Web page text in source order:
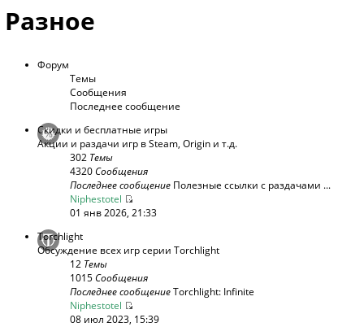
Разное
Форум
Темы
Сообщения
Последнее сообщение
Скидки и бесплатные игры
Акции и раздачи игр в Steam, Origin и т.д.
302 Темы
4320Сообщения
Последнее сообщение Полезные ссылки с раздачами ...
Niphestotel
01 янв 2026, 21:33
Torchlight
Обсуждение всех игр серии Torchlight
12 Темы
1015Сообщения
Последнее сообщениеTorchlight: Infinite
Niphestotel
08 июл 2023, 15:39